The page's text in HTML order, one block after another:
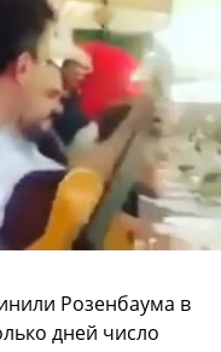
Розенбаума в
дней число